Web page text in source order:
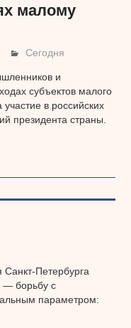
малому
Сегодня
и
субъектов малого
в российских
президента страны.
Санкт-Петербурга
— борьбу с
параметром: